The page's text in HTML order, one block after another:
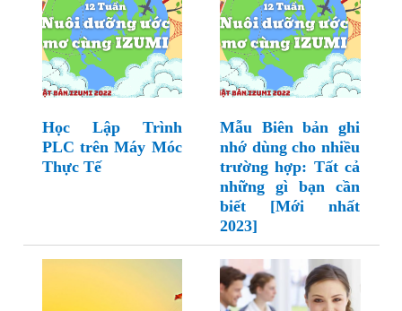
Học Lập Trình
PLC trên Máy Móc
Thực Tế
Mẫu Biên bản ghi
nhớ dùng cho nhiều
trường hợp: Tất cả
những gì bạn cần
biết [Mới nhất
2023]